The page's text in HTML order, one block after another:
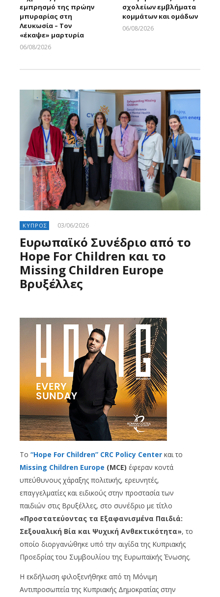
εμπρησμό της πρώην
μπυραρίας στη
Λευκωσία – Τον
«έκαψε» μαρτυρία
06/08/2026
σχολείων εμβλήματα
κομμάτων και ομάδων
06/08/2026
ΚΥΠΡΟΣ 03/06/2026
Ευρωπαϊκό Συνέδριο από το
Hope For Children και το
Missing Children Europe
Βρυξέλλες
Το “Hope For Children” CRC Policy Center και το
Missing Children Europe (MCE) έφεραν κοντά
υπεύθυνους χάραξης πολιτικής, ερευνητές,
επαγγελματίες και ειδικούς στην προστασία των
παιδιών στις Βρυξέλλες, στο συνέδριο με τίτλο
«Προστατεύοντας τα Εξαφανισμένα Παιδιά:
Σεξουαλική Βία και Ψυχική Ανθεκτικότητα», το
οποίο διοργανώθηκε υπό την αιγίδα της Κυπριακής
Προεδρίας του Συμβουλίου της Ευρωπαϊκής Ένωσης.
Η εκδήλωση φιλοξενήθηκε από τη Μόνιμη
Αντιπροσωπεία της Κυπριακής Δημοκρατίας στην